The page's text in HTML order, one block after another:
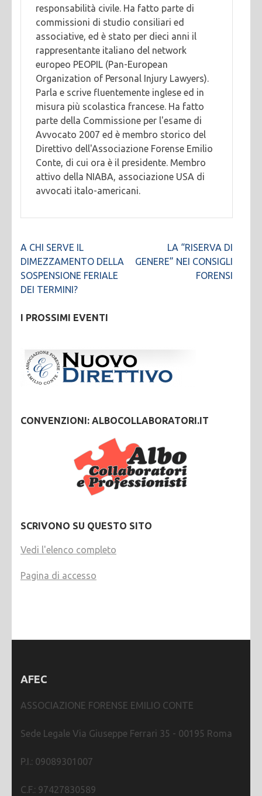
responsabilità civile. Ha fatto parte di
commissioni di studio consiliari ed
associative, ed è stato per dieci anni il
rappresentante italiano del network
europeo PEOPIL (Pan-European
Organization of Personal Injury Lawyers).
Parla e scrive fluentemente inglese ed in
misura più scolastica francese. Ha fatto
parte della Commissione per l'esame di
Avvocato 2007 ed è membro storico del
Direttivo dell'Associazione Forense Emilio
Conte, di cui ora è il presidente. Membro
attivo della NIABA, associazione USA di
avvocati italo-americani.
Navigazione
articoli
A CHI SERVE IL
DIMEZZAMENTO DELLA
SOSPENSIONE FERIALE
DEI TERMINI?
LA “RISERVA DI
GENERE” NEI CONSIGLI
FORENSI
I PROSSIMI EVENTI
CONVENZIONI: ALBOCOLLABORATORI.IT
SCRIVONO SU QUESTO SITO
Vedi l'elenco completo
Pagina di accesso
AFEC
ASSOCIAZIONE FORENSE EMILIO CONTE
Sede Legale Via Giuseppe Ferrari 35 - 00195 Roma
P.I.: 09089301007
C.F.: 97427830589